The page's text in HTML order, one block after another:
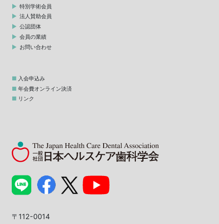
特別学術会員
法人賛助会員
公認団体
会員の業績
お問い合わせ
入会申込み
年会費オンライン決済
リンク
〒112-0014